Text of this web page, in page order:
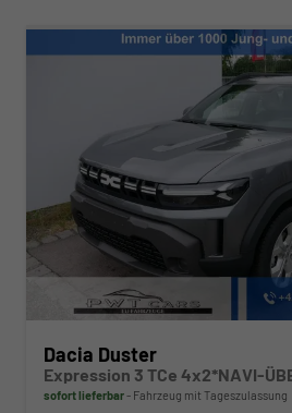
Dacia Duster
sofort lieferbar Fahrzeug mit Tageszulassung